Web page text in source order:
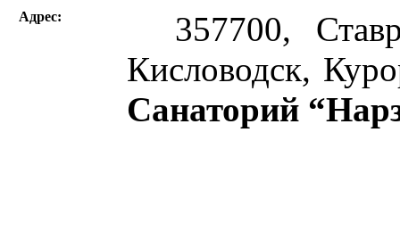
Адрес:
357700,
Кисловодск,
Санаторий